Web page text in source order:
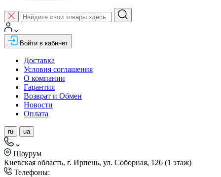
Войти в кабинет
Доставка
Условия соглашения
О компании
Гарантия
Возврат и Обмен
Новости
Оплата
ru ua
Шоурум
Киевская область, г. Ирпень, ул. Соборная, 126 (1 этаж)
Телефоны: